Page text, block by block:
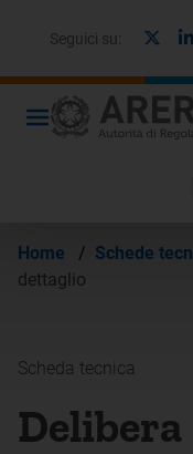
Seguici su:
Home / Schede
dettaglio
Scheda tecnica
Delibera